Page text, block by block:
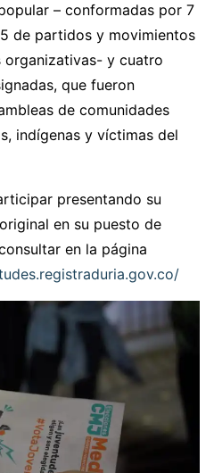
– conformadas por 7
de partidos y movimientos
y cuatro
que fueron
de comunidades
indígenas y víctimas del
presentando su
en su puesto de
en la página